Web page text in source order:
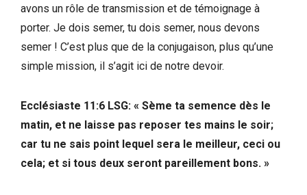
avons un rôle de transmission et de témoignage à
porter. Je dois semer, tu dois semer, nous devons
semer ! C’est plus que de la conjugaison, plus qu’une
simple mission, il s’agit ici de notre devoir.
Ecclésiaste 11:6 LSG: « Sème ta semence dès le
matin, et ne laisse pas reposer tes mains le soir;
car tu ne sais point lequel sera le meilleur, ceci ou
cela; et si tous deux seront pareillement bons. »